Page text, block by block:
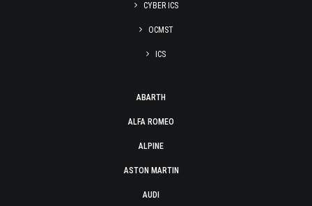
CYBER ICS
OCMST
ICS
ABARTH
ALFA ROMEO
ALPINE
ASTON MARTIN
AUDI